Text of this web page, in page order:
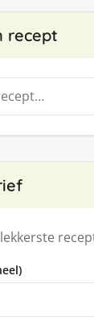
recept